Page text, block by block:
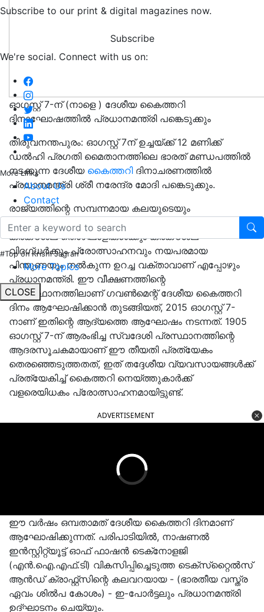
Subscribe to our print & digital magazines now.
Subscribe
We're social. Connect with us on:
More Links
About Us
Contact
#Top on Krishi Jagran
More Topics
CLOSE
ഓഗസ്റ്റ് 7-ന് (നാളെ ) ദേശീയ കൈത്തറി
ദിനാഘോഷത്തില്‍ പ്രധാനമന്ത്രി പങ്കെടുക്കും
തിരുവനന്തപുരം: ഓഗസ്റ്റ് 7ന് ഉച്ചയ്ക്ക് 12 മണിക്ക്
ഡല്‍ഹി പ്രഗതി മൈതാനത്തിലെ ഭാരത് മണ്ഡപത്തില്‍
നടക്കുന്ന ദേശീയ കൈത്തറിദിനാചരണത്തില്‍
പ്രധാനമന്ത്രി ശ്രീ നരേന്ദ്ര മോദി പങ്കെടുക്കും.
രാജ്യത്തിന്റെ സമ്പന്നമായ കലയുടെയും
കരകൗശലത്തിന്റെയും പാരമ്പര്യം നിലനിര്‍ത്തുന്ന
കരകൗശല തൊഴിലാളികള്‍ക്കും കരകൗശല
വിദഗ്ധര്‍ക്കും പ്രോത്സാഹനവും നയപരമായ
പിന്തുണയും നല്‍കുന്ന ഉറച്ച വക്താവാണ് എപ്പോഴും
പ്രധാനമന്ത്രി. ഈ വീക്ഷണത്തിന്റെ
അടിസ്ഥാനത്തിലാണ് ഗവണ്‍മെന്റ് ദേശീയ കൈത്തറി
ദിനം ആഘോഷിക്കാന്‍ തുടങ്ങിയത്, 2015 ഓഗസ്റ്റ് 7-
നാണ് ഇതിന്റെ ആദ്യത്തെ ആഘോഷം നടന്നത്. 1905
ഓഗസ്റ്റ് 7-ന് ആരംഭിച്ച സ്വദേശി പ്രസ്ഥാനത്തിന്റെ
ആദരസൂചകമായാണ് ഈ തീയതി പ്രത്യേകം
തെരഞ്ഞെടുത്തതത്, ഇത് തദ്ദേശീയ വ്യവസായങ്ങള്‍ക്ക്
പ്രത്യേകിച്ച് കൈത്തറി നെയ്ത്തുകാര്‍ക്ക്
വളരെയിധകം പ്രോത്സാഹനമായിട്ടുണ്ട്.
ADVERTISEMENT
ഈ വര്‍ഷം ഒമ്പതാമത് ദേശീയ കൈത്തറി ദിനമാണ്
ആഘോഷിക്കുന്നത്. പരിപാടിയില്‍, നാഷണല്‍
ഇന്‍സ്റ്റിറ്റ്യൂട്ട് ഓഫ് ഫാഷന്‍ ടെക്‌നോളജി
(എന്‍.ഐ.എഫ്.ടി) വികസിപ്പിച്ചെടുത്ത ടെക്‌സ്‌റ്റൈല്‍സ്
ആന്‍ഡ് ക്രാഫ്റ്റ്‌സിന്റെ കലവറയായ - (ഭാരതീയ വസ്ത്ര
ഏവം ശില്‍പ കോശം) - ഇ-പോര്‍ട്ടലും പ്രധാനമന്ത്രി
ഉദ്ഘാടനം ചെയ്യും.